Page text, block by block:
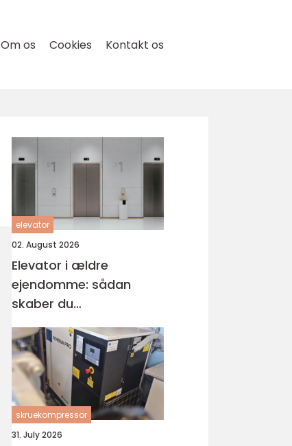
Om os Cookies Kontakt os
elevator
02. August 2026
Elevator i ældre
ejendomme: sådan
skaber du
tilgængelighed uden at
ofre æstetikken
skruekompressor
31. July 2026